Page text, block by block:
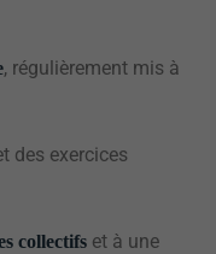
, régulièrement mis à
des exercices
collectifs et à une